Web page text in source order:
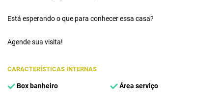
Está esperando o que para conhecer essa casa?
Agende sua visita!
CARACTERÍSTICAS INTERNAS
Box banheiro Área serviço